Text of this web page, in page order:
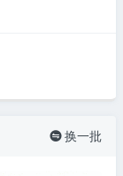
 换一批